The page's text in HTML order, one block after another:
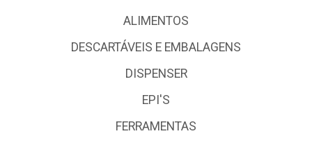
ALIMENTOS
DESCARTÁVEIS E EMBALAGENS
DISPENSER
EPI'S
FERRAMENTAS